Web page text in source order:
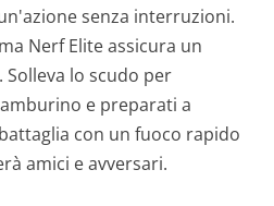
senza interruzioni.
Nerf Elite assicura un
lo scudo per
e preparati a
con un fuoco rapido
amici e avversari.